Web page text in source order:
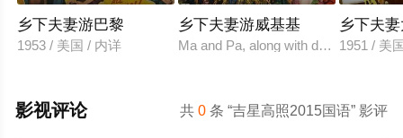
乡下夫妻游巴黎
1953 / 美国 / 内详
乡下夫妻游威基基
Ma and Pa, along with daughter
乡下夫
1951 / 美
共0 条 “吉星高照2015国语” 影评
影视评论